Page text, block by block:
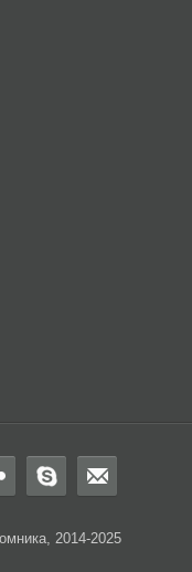
2014-2025